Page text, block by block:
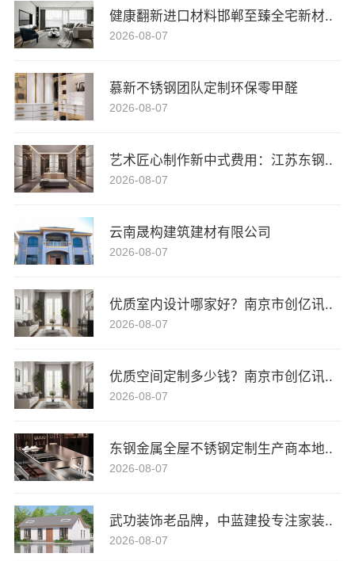
健康翻新进口材料邯郸至臻全宅新材..
2026-08-07
慕新不锈钢团队定制环保零甲醛
2026-08-07
艺术匠心制作新中式费用：江苏东钢..
2026-08-07
云南晟构建筑建材有限公司
2026-08-07
优质室内设计哪家好？南京市创亿讯..
2026-08-07
优质空间定制多少钱？南京市创亿讯..
2026-08-07
东钢金属全屋不锈钢定制生产商本地..
2026-08-07
武功装饰老品牌，中蓝建投专注家装..
2026-08-07